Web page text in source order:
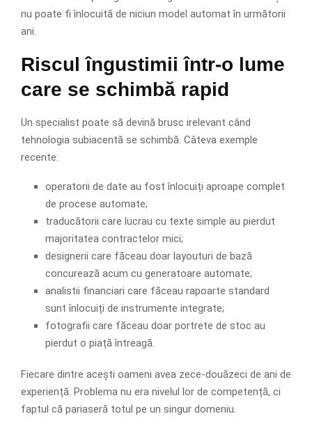
nu poate fi înlocuită de niciun model automat în următorii
ani.
Riscul îngustimii într-o lume
care se schimbă rapid
Un specialist poate să devină brusc irelevant când
tehnologia subiacentă se schimbă. Câteva exemple
recente:
operatorii de date au fost înlocuiți aproape complet
de procese automate;
traducătorii care lucrau cu texte simple au pierdut
majoritatea contractelor mici;
designerii care făceau doar layouturi de bază
concurează acum cu generatoare automate;
analistii financiari care făceau rapoarte standard
sunt înlocuiți de instrumente integrate;
fotografii care făceau doar portrete de stoc au
pierdut o piață întreagă.
Fiecare dintre acești oameni avea zece-douăzeci de ani de
experiență. Problema nu era nivelul lor de competență, ci
faptul că pariaseră totul pe un singur domeniu.